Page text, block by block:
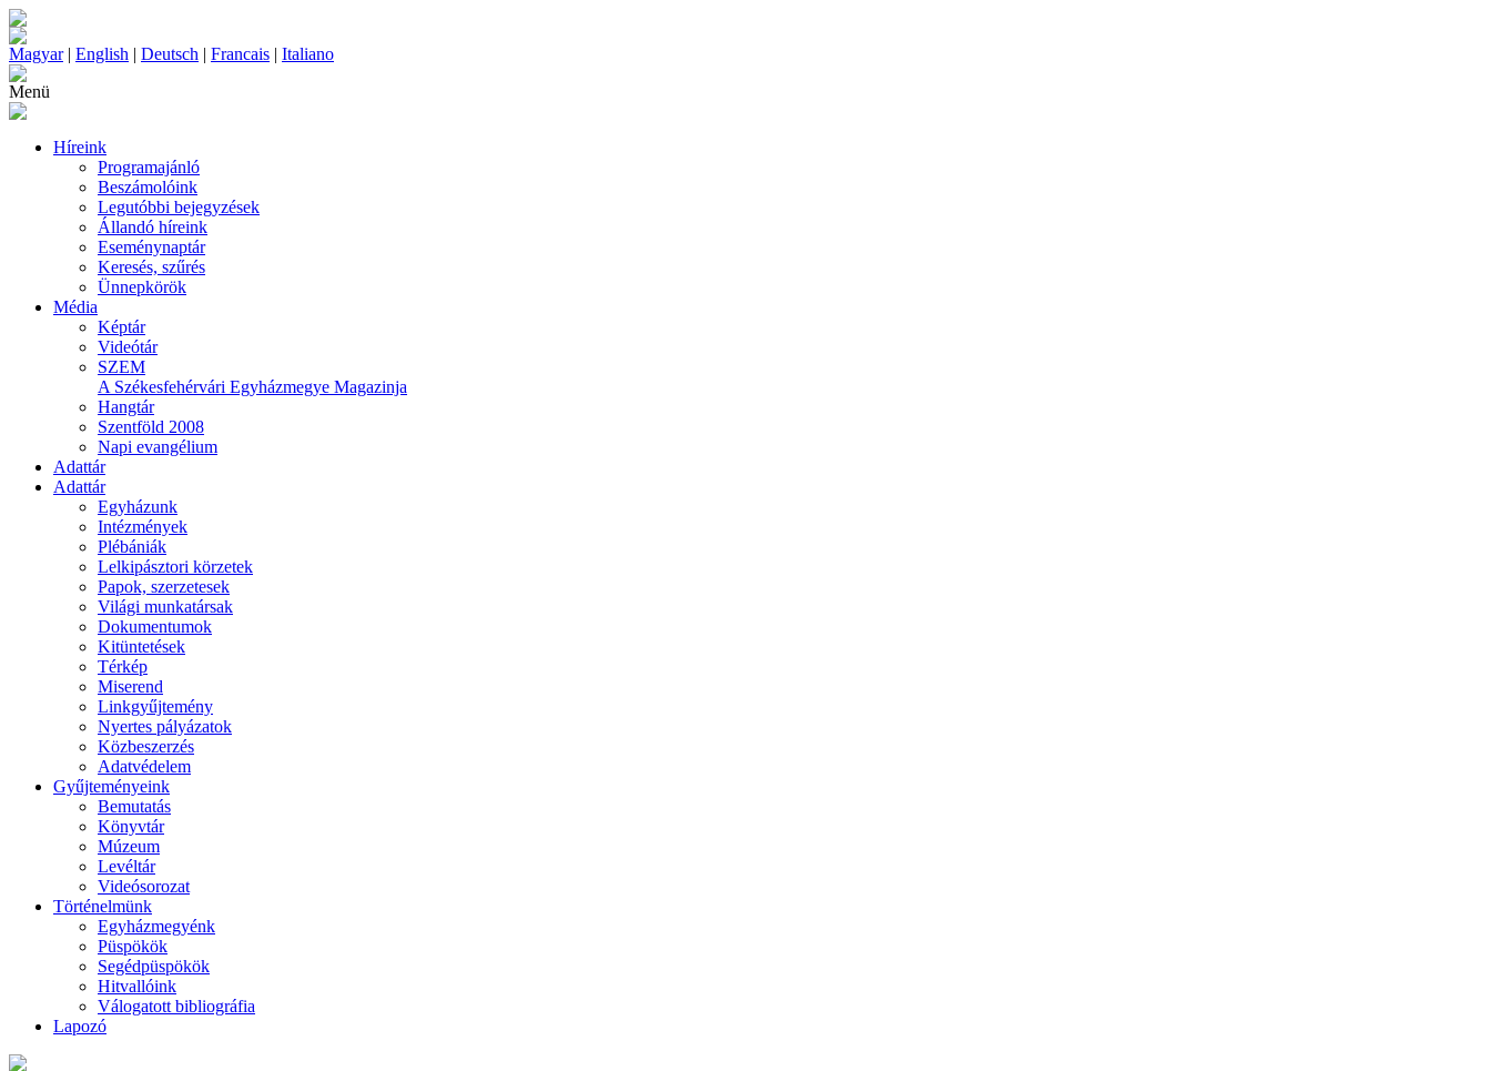
Magyar| English | Deutsch | Francais | Italiano
Menü
Híreink
Programajánló
Beszámolóink
Legutóbbi bejegyzések
Állandó híreink
Eseménynaptár
Keresés, szűrés
Ünnepkörök
Média
Képtár
Videótár
SZEM
A Székesfehérvári Egyházmegye Magazinja
Hangtár
Szentföld 2008
Napi evangélium
Adattár
Adattár
Egyházunk
Intézmények
Plébániák
Lelkipásztori körzetek
Papok, szerzetesek
Világi munkatársak
Dokumentumok
Kitüntetések
Térkép
Miserend
Linkgyűjtemény
Nyertes pályázatok
Közbeszerzés
Adatvédelem
Gyűjteményeink
Bemutatás
Könyvtár
Múzeum
Levéltár
Videósorozat
Történelmünk
Egyházmegyénk
Püspökök
Segédpüspökök
Hitvallóink
Válogatott bibliográfia
Lapozó